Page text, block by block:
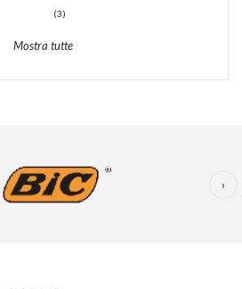
(3)
Mostra tutte
›